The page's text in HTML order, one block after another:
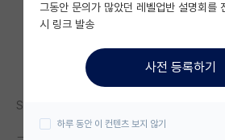
미국 유학 게시판
미국 대학원 합격 후기 게시판
대학원생 모집 게시판
SPK 가 과제 독식하고 .. YKSSH 소수 랩만 산
그동안 문의가 많았던 레벨업반 설명회를
시 링크 발송
사전 등록하기
하루 동안 이 컨텐츠 보지 않기